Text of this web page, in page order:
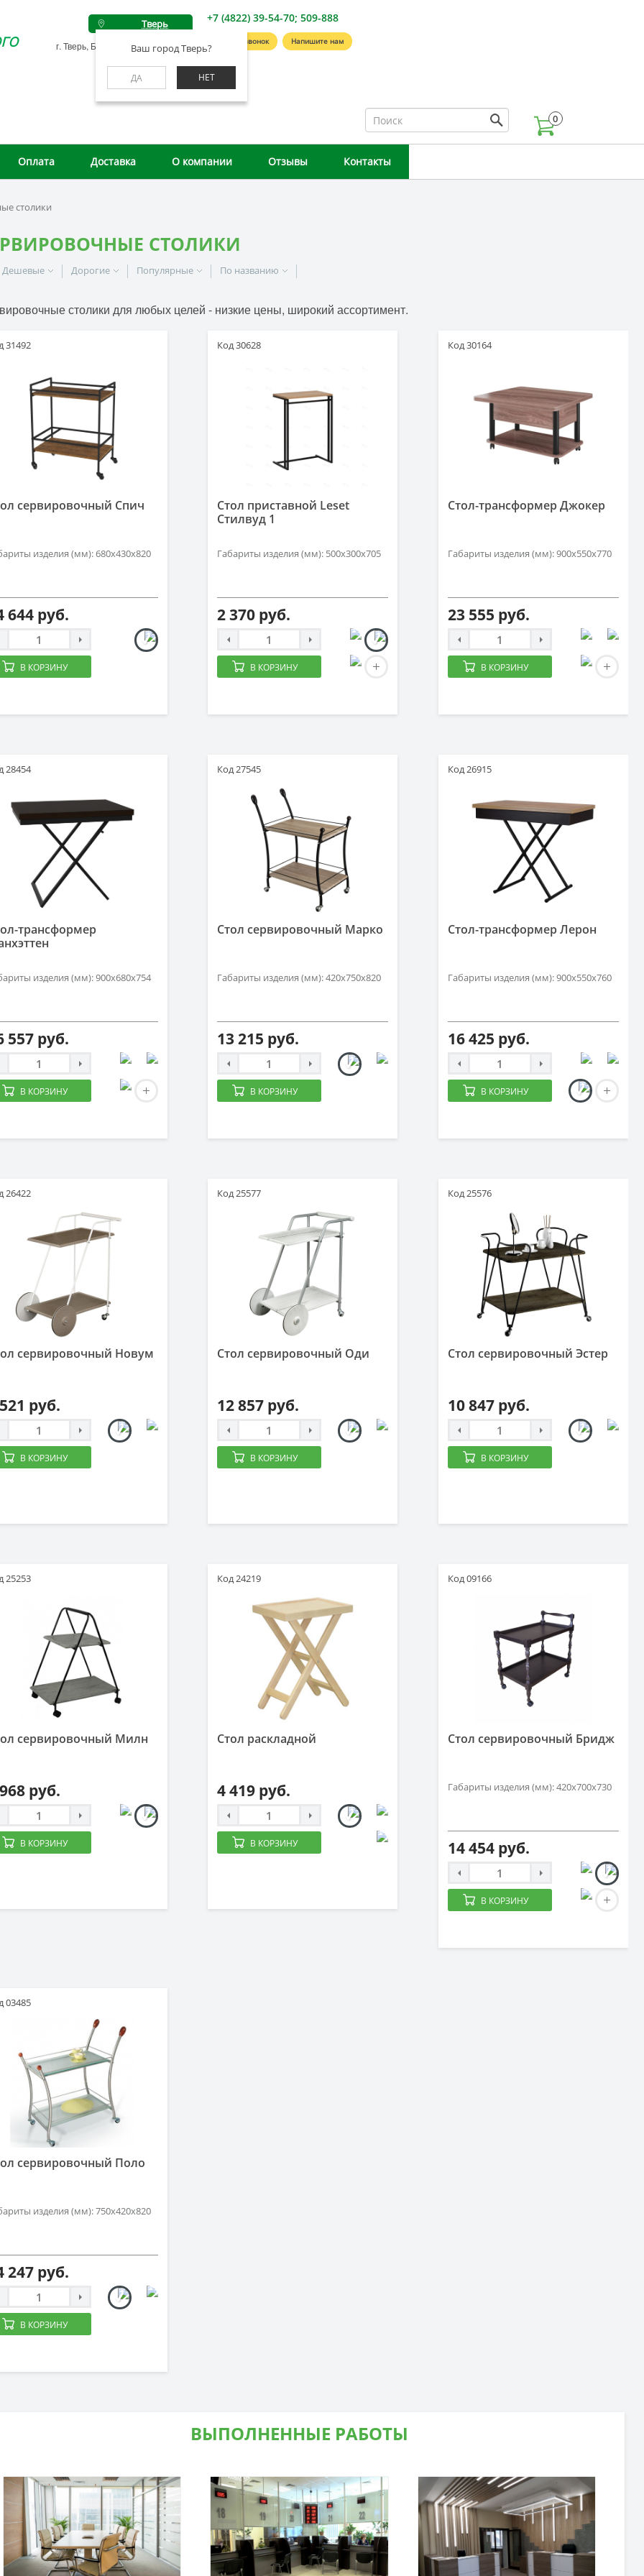
Тверь
Ваш город Тверь?
ДА НЕТ
г. Тверь, Беляковский пер., д. 46А
+7 (4822) 39-54-70; 509-888
Заказать звонок Напишите нам
0
Оплата Доставка О компании Отзывы Контакты
столики
СТОЛИКИ
Дешевые Дорогие Популярные По названию
столики для любых целей - низкие цены, широкий ассортимент.
31492
сервировочный Спич
изделия (мм): 680х430х820
644 руб.
В КОРЗИНУ
Код 30628
Стол приставной Leset
Стилвуд 1
Габариты изделия (мм): 500х300х705
2 370 руб.
В КОРЗИНУ
Код 30164
Стол-трансформер Джокер
Габариты изделия (мм): 900х550х770
23 555 руб.
В КОРЗИНУ
28454
трансформер
изделия (мм): 900х680х754
557 руб.
В КОРЗИНУ
Код 27545
Стол сервировочный Марко
Габариты изделия (мм): 420х750х820
13 215 руб.
В КОРЗИНУ
Код 26915
Стол-трансформер Лерон
Габариты изделия (мм): 900х550х760
16 425 руб.
В КОРЗИНУ
26422
сервировочный Новум
руб.
В КОРЗИНУ
Код 25577
Стол сервировочный Оди
12 857 руб.
В КОРЗИНУ
Код 25576
Стол сервировочный Эстер
10 847 руб.
В КОРЗИНУ
25253
сервировочный Милн
руб.
В КОРЗИНУ
Код 24219
Стол раскладной
4 419 руб.
В КОРЗИНУ
Код 09166
Стол сервировочный Бридж
Габариты изделия (мм): 420х700х730
14 454 руб.
В КОРЗИНУ
03485
сервировочный Поло
изделия (мм): 750х420х820
247 руб.
В КОРЗИНУ
ВЫПОЛНЕННЫЕ РАБОТЫ